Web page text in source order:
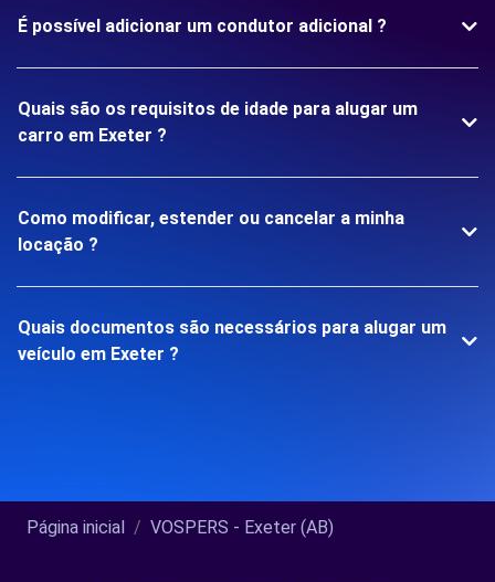
É possível adicionar um condutor adicional ?
Quais são os requisitos de idade para alugar um
carro em Exeter ?
Como modificar, estender ou cancelar a minha
locação ?
Quais documentos são necessários para alugar um
veículo em Exeter ?
Página inicial VOSPERS - Exeter (AB)